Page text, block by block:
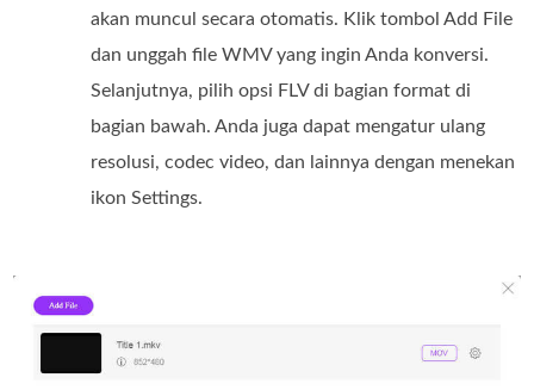
akan muncul secara otomatis. Klik tombol Add File
dan unggah file WMV yang ingin Anda konversi.
Selanjutnya, pilih opsi FLV di bagian format di
bagian bawah. Anda juga dapat mengatur ulang
resolusi, codec video, dan lainnya dengan menekan
ikon Settings.